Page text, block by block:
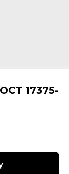
17375-